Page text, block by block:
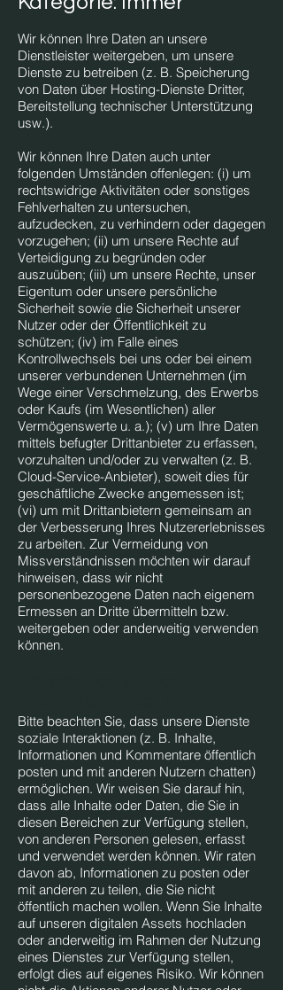
Wir können Ihre Daten an unsere
Dienstleister weitergeben, um unsere
Dienste zu betreiben (z. B. Speicherung
von Daten über Hosting-Dienste Dritter,
Bereitstellung technischer Unterstützung
usw.).
Wir können Ihre Daten auch unter
folgenden Umständen offenlegen: (i) um
rechtswidrige Aktivitäten oder sonstiges
Fehlverhalten zu untersuchen,
aufzudecken, zu verhindern oder dagegen
vorzugehen; (ii) um unsere Rechte auf
Verteidigung zu begründen oder
auszuüben; (iii) um unsere Rechte, unser
Eigentum oder unsere persönliche
Sicherheit sowie die Sicherheit unserer
Nutzer oder der Öffentlichkeit zu
schützen; (iv) im Falle eines
Kontrollwechsels bei uns oder bei einem
unserer verbundenen Unternehmen (im
Wege einer Verschmelzung, des Erwerbs
oder Kaufs (im Wesentlichen) aller
Vermögenswerte u. a.); (v) um Ihre Daten
mittels befugter Drittanbieter zu erfassen,
vorzuhalten und/oder zu verwalten (z. B.
Cloud-Service-Anbieter), soweit dies für
geschäftliche Zwecke angemessen ist;
(vi) um mit Drittanbietern gemeinsam an
der Verbesserung Ihres Nutzererlebnisses
zu arbeiten. Zur Vermeidung von
Missverständnissen möchten wir darauf
hinweisen, dass wir nicht
personenbezogene Daten nach eigenem
Ermessen an Dritte übermitteln bzw.
weitergeben oder anderweitig verwenden
können.
Bitte beachten Sie, dass unsere Dienste
soziale Interaktionen (z. B. Inhalte,
Informationen und Kommentare öffentlich
posten und mit anderen Nutzern chatten)
ermöglichen. Wir weisen Sie darauf hin,
dass alle Inhalte oder Daten, die Sie in
diesen Bereichen zur Verfügung stellen,
von anderen Personen gelesen, erfasst
und verwendet werden können. Wir raten
davon ab, Informationen zu posten oder
mit anderen zu teilen, die Sie nicht
öffentlich machen wollen. Wenn Sie Inhalte
auf unseren digitalen Assets hochladen
oder anderweitig im Rahmen der Nutzung
eines Dienstes zur Verfügung stellen,
erfolgt dies auf eigenes Risiko. Wir können